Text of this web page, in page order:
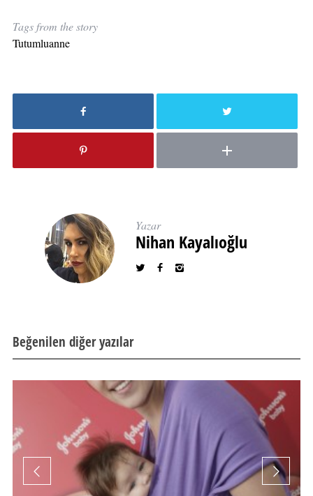
Tags from the story
Tutumluanne
Yazar
Nihan Kayalıoğlu
Beğenilen diğer yazılar